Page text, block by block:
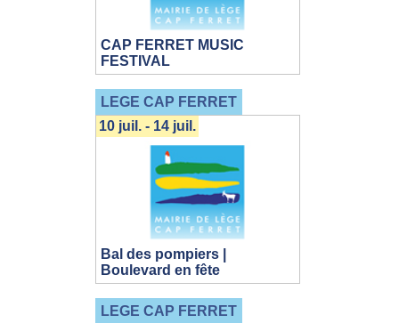
CAP FERRET MUSIC
FESTIVAL
LEGE CAP FERRET
Bal des pompiers |
Boulevard en fête
10 juil. - 14 juil.
LEGE CAP FERRET